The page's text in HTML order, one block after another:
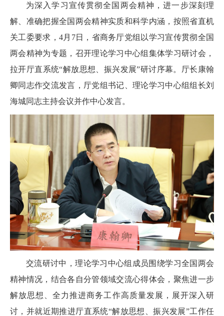
为深入学习宣传贯彻全国两会精神，进一步深刻理
解、准确把握全国两会精神实质和科学内涵，按照省直机
关工委要求，4月7日，省商务厅党组以学习宣传贯彻全国
两会精神为专题，召开理论学习中心组集体学习研讨会，
拉开厅直系统“解放思想、振兴发展”研讨序幕。厅长康翰
卿同志作交流发言，厅党组书记、理论学习中心组组长刘
海城同志主持会议并作中心发言。
交流研讨中，理论学习中心组成员围绕学习全国两会
精神情况，结合各自分管领域交流心得体会，聚焦进一步
解放思想、全力推进商务工作高质量发展，展开深入研
讨，并就近期推进厅直系统“解放思想、振兴发展”工作任